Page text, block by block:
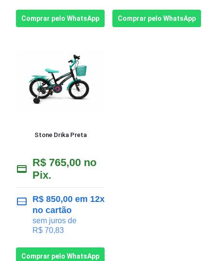
Comprar pelo WhatsApp Comprar pelo WhatsApp
Stone Drika Preta
R$ 765,00 no
Pix.
R$ 850,00 em 12x
no cartão
sem juros de
R$ 70,83
Comprar pelo WhatsApp